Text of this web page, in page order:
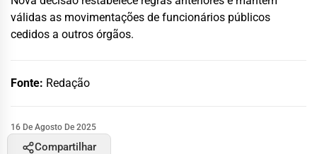
válidas as movimentações de funcionários públicos
cedidos a outros órgãos.
Fonte: Redação
16 De Agosto De 2025
Compartilhar